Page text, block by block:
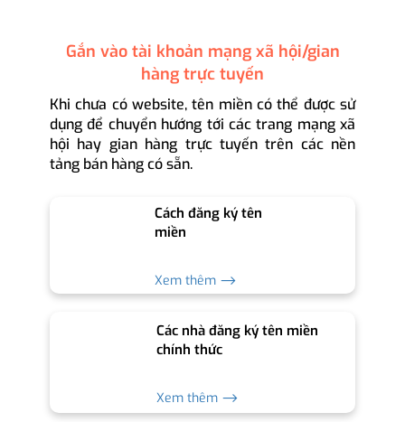
Gắn vào tài khoản mạng xã hội/gian
hàng trực tuyến
Khi chưa có website, tên miền có thể được sử
dụng để chuyển hướng tới các trang mạng xã
hội hay gian hàng trực tuyến trên các nền
tảng bán hàng có sẵn.
Cách đăng ký tên
miền
Xem thêm ⟶
Các nhà đăng ký tên miền
chính thức
Xem thêm ⟶